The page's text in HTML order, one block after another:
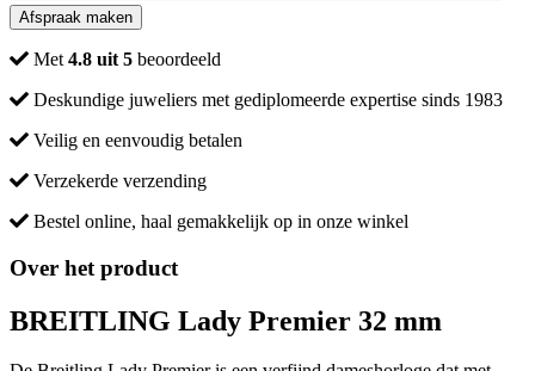
Met 4.8 uit 5 beoordeeld
Deskundige juweliers met gediplomeerde expertise sinds 1983
Veilig en eenvoudig betalen
Verzekerde verzending
Bestel online, haal gemakkelijk op in onze winkel
Over het product
BREITLING Lady Premier 32 mm